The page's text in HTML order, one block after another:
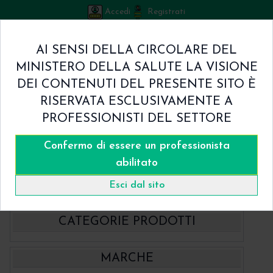
Accedi Registrati
Bicuspid
Home
Shop
Termini & Condizioni
Contatti
Carrello
Catalogo
Home Catalogo - EndoStar Endo Star E3 Azure BIG
CATEGORIE PRODOTTI
- BBraun BiomaterialeMARCHE
AI SENSI DELLA CIRCOLARE DEL
MINISTERO DELLA SALUTE LA VISIONE
DEI CONTENUTI DEL PRESENTE SITO È
RISERVATA ESCLUSIVAMENTE A
PROFESSIONISTI DEL SETTORE
Esci dal sito
Confermo di essere un professionista
abilitato